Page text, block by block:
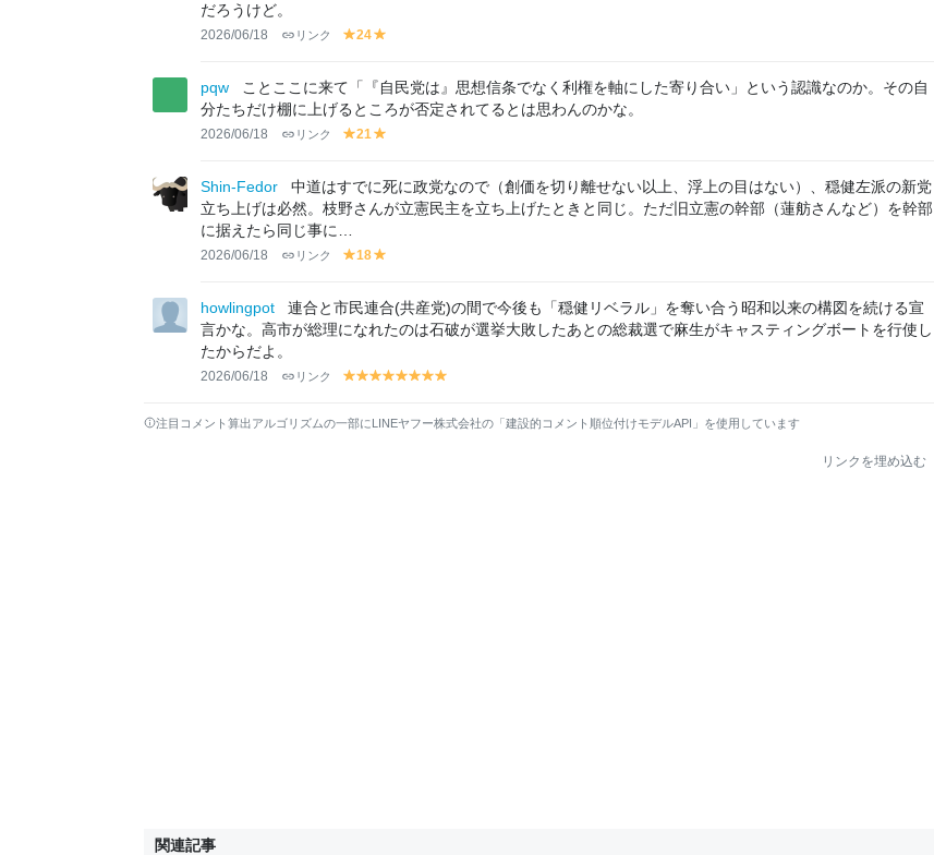
だろうけど。
2026/06/18 リンク
y
lo
w
24
lo
w
pqw
ことここに来て「『自民党は』思想信条でなく利権を軸にした寄り合い」という認識なのか。その自
分たちだけ棚に上げるところが否定されてるとは思わんのかな。
2026/06/18 リンク
y
lo
w
21
lo
w
Shin-Fedor
中道はすでに死に政党なので（創価を切り離せない以上、浮上の目はない）、穏健左派の新党
立ち上げは必然。枝野さんが立憲民主を立ち上げたときと同じ。ただ旧立憲の幹部（蓮舫さんなど）を幹部
に据えたら同じ事に…
2026/06/18 リンク
y
lo
w
18
lo
w
howlingpot
連合と市民連合(共産党)の間で今後も「穏健リベラル」を奪い合う昭和以来の構図を続ける宣
言かな。高市が総理になれたのは石破が選挙大敗したあとの総裁選で麻生がキャスティングボートを行使し
たからだよ。
2026/06/18 リンク
y
lo
y
lo
y
lo
y
lo
y
lo
y
lo
y
lolo
注目コメント算出アルゴリズムの一部にLINEヤフー株式会社の「建設的コメント順位付けモデルAPI」を使用しています
リンクを埋め込む
関連記事